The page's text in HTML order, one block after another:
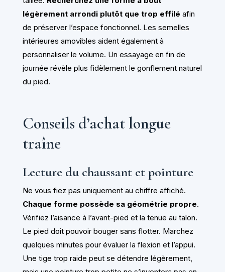
légèrement arrondi plutôt que trop effilé afin
de préserver l’espace fonctionnel. Les semelles
intérieures amovibles aident également à
personnaliser le volume. Un essayage en fin de
journée révèle plus fidèlement le gonflement naturel
du pied.
Conseils d’achat longue
traîne
Lecture du chaussant et pointure
Ne vous fiez pas uniquement au chiffre affiché.
Chaque forme possède sa géométrie propre.
Vérifiez l’aisance à l’avant-pied et la tenue au talon.
Le pied doit pouvoir bouger sans flotter. Marchez
quelques minutes pour évaluer la flexion et l’appui.
Une tige trop raide peut se détendre légèrement,